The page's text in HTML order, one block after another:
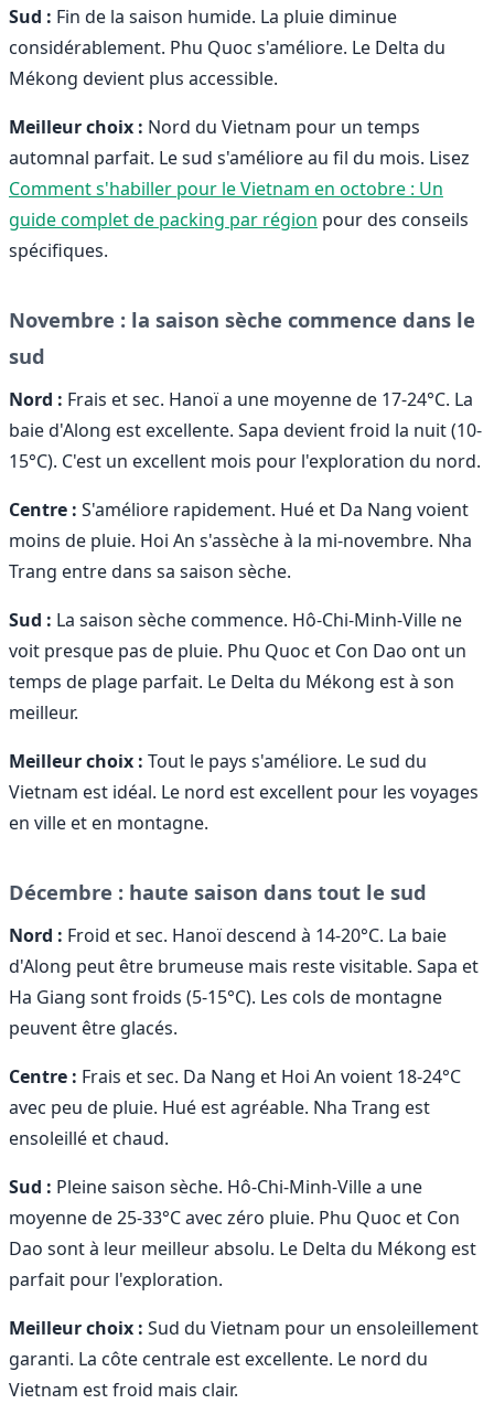
Sud : Fin de la saison humide. La pluie diminue
considérablement. Phu Quoc s'améliore. Le Delta du
Mékong devient plus accessible.
Meilleur choix : Nord du Vietnam pour un temps
automnal parfait. Le sud s'améliore au fil du mois. Lisez
Comment s'habiller pour le Vietnam en octobre : Un
guide complet de packing par région pour des conseils
spécifiques.
Novembre : la saison sèche commence dans le
sud
Nord : Frais et sec. Hanoï a une moyenne de 17-24°C. La
baie d'Along est excellente. Sapa devient froid la nuit (10-
15°C). C'est un excellent mois pour l'exploration du nord.
Centre : S'améliore rapidement. Hué et Da Nang voient
moins de pluie. Hoi An s'assèche à la mi-novembre. Nha
Trang entre dans sa saison sèche.
Sud : La saison sèche commence. Hô-Chi-Minh-Ville ne
voit presque pas de pluie. Phu Quoc et Con Dao ont un
temps de plage parfait. Le Delta du Mékong est à son
meilleur.
Meilleur choix : Tout le pays s'améliore. Le sud du
Vietnam est idéal. Le nord est excellent pour les voyages
en ville et en montagne.
Décembre : haute saison dans tout le sud
Nord : Froid et sec. Hanoï descend à 14-20°C. La baie
d'Along peut être brumeuse mais reste visitable. Sapa et
Ha Giang sont froids (5-15°C). Les cols de montagne
peuvent être glacés.
Centre : Frais et sec. Da Nang et Hoi An voient 18-24°C
avec peu de pluie. Hué est agréable. Nha Trang est
ensoleillé et chaud.
Sud : Pleine saison sèche. Hô-Chi-Minh-Ville a une
moyenne de 25-33°C avec zéro pluie. Phu Quoc et Con
Dao sont à leur meilleur absolu. Le Delta du Mékong est
parfait pour l'exploration.
Meilleur choix : Sud du Vietnam pour un ensoleillement
garanti. La côte centrale est excellente. Le nord du
Vietnam est froid mais clair.